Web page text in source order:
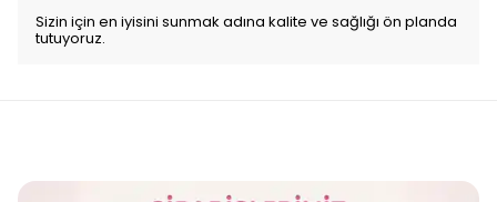
Sizin için en iyisini sunmak adına kalite ve sağlığı ön planda
tutuyoruz.